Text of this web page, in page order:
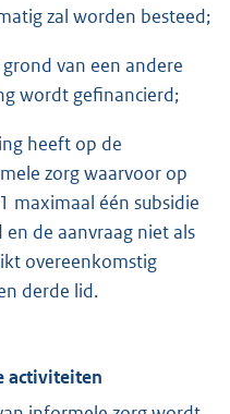
zal worden besteed;
van een andere
wordt gefinancierd;
heeft op de
zorg waarvoor op
maximaal één subsidie
de aanvraag niet als
overeenkomstig
derde lid.
activiteiten